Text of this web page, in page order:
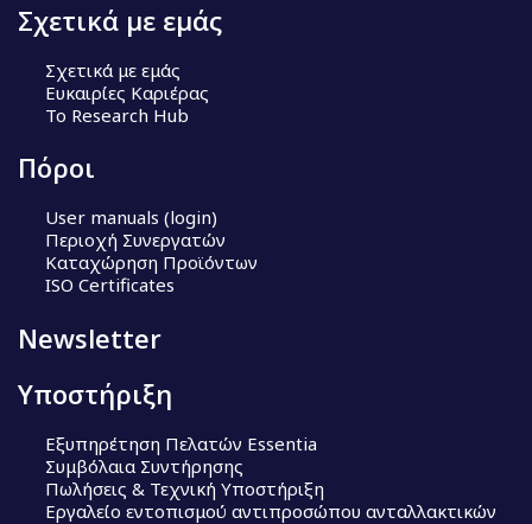
Σχετικά με εμάς
Σχετικά με εμάς
Ευκαιρίες Καριέρας
Το Research Hub
Πόροι
User manuals (login)
Περιοχή Συνεργατών
Καταχώρηση Προϊόντων
ISO Certificates
Newsletter
Υποστήριξη
Εξυπηρέτηση Πελατών Essentia
Συμβόλαια Συντήρησης
Πωλήσεις & Τεχνική Υποστήριξη
Εργαλείο εντοπισμού αντιπροσώπου ανταλλακτικών